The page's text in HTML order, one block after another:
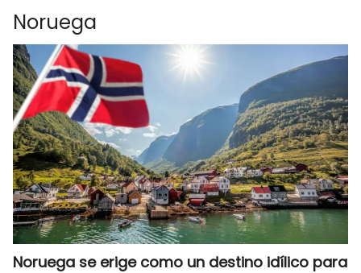
Noruega
Noruega se erige como un destino idílico para